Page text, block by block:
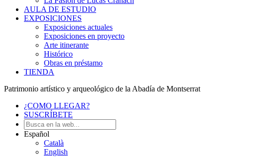
AULA DE ESTUDIO
EXPOSICIONES
Exposiciones actuales
Exposiciones en proyecto
Arte itinerante
Histórico
Obras en préstamo
TIENDA
Patrimonio artístico y arqueológico de la Abadía de Montserrat
¿COMO LLEGAR?
SUSCRÍBETE
Español
Català
English